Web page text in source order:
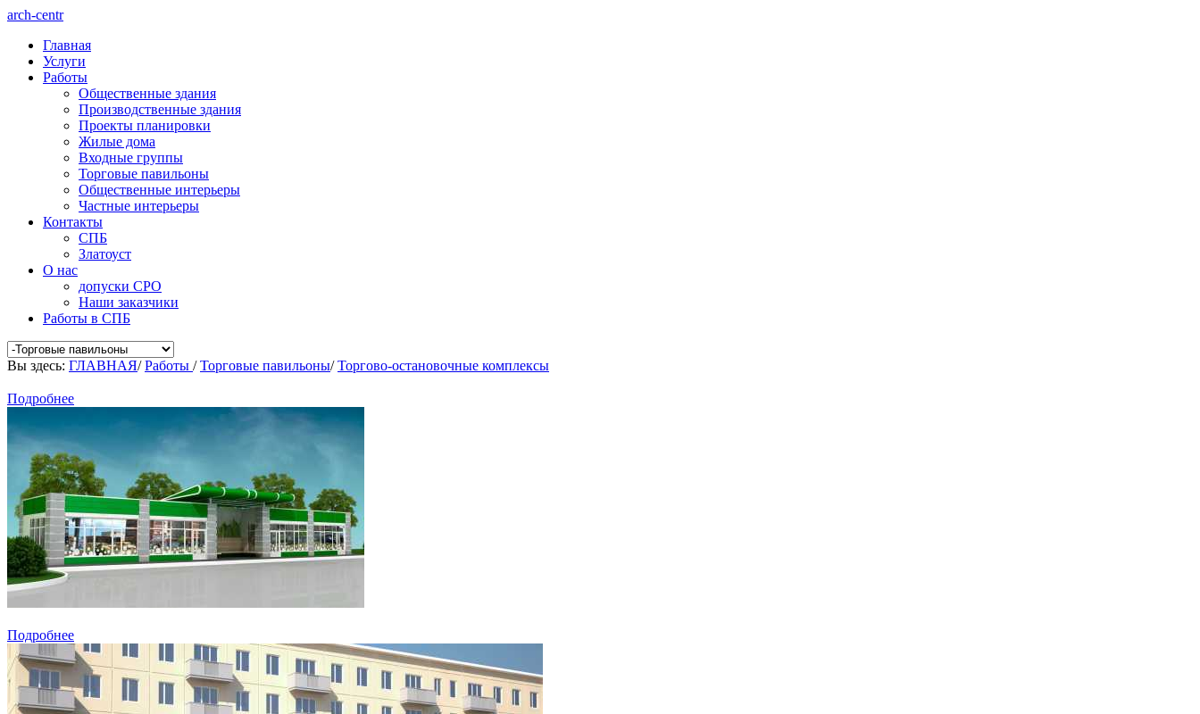
arch-centr
Главная
Услуги
Работы
Общественные здания
Производственные здания
Проекты планировки
Жилые дома
Входные группы
Торговые павильоны
Общественные интерьеры
Частные интерьеры
Контакты
СПБ
Златоуст
О нас
допуски СРО
Наши заказчики
Работы в СПБ
Вы здесь: ГЛАВНАЯ/Работы /Торговые павильоны/Торгово-остановочные комплексы
Подробнее
Подробнее